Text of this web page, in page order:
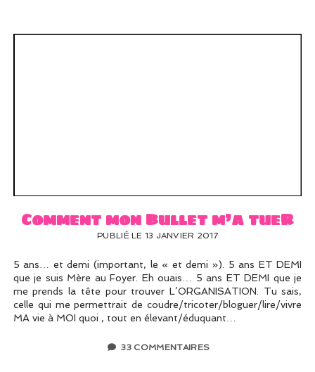
Comment mon Bullet m’a tueR
PUBLIÉ LE 13 JANVIER 2017
5 ans… et demi (important, le « et demi »). 5 ans ET DEMI
que je suis Mère au Foyer. Eh ouais… 5 ans ET DEMI que je
me prends la tête pour trouver L’ORGANISATION. Tu sais,
celle qui me permettrait de coudre/tricoter/bloguer/lire/vivre
MA vie à MOI quoi , tout en élevant/éduquant…
33 COMMENTAIRES